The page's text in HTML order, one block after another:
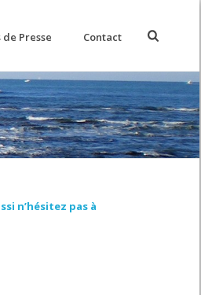
Presse Contact
n’hésitez pas à